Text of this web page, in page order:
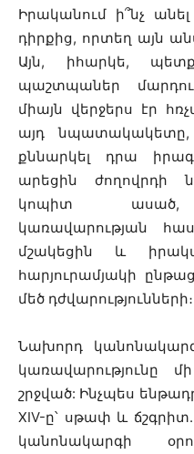
Իրականում ի՞նչ
դիրքից, որտեղ այն
Այն, իհարկե,
պաշտպաներ
միայն վերջերս էր
այդ
քննարկել դրա
արեցին ժողովրդի
կոպիտ ասած,
կառավարության
մշակեցին և
հարյուրամյակի
մեծ դժվարությունների։
Նախորդ
կառավարությունը
շրջված: Ինչպես
XIV-ը՝ սթափ և
կանոնակարգի